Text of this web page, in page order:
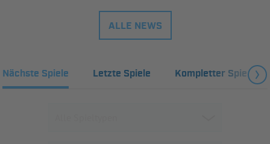
ALLE NEWS
Nächste Spiele Letzte Spiele Kompletter Spielplan